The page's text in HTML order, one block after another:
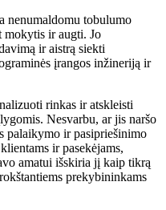
nenumaldomu tobulumo
ir augti. Jo
ir aistrą siekti
įrangos inžineriją ir
rinkas ir atskleisti
Nesvarbu, ar jis naršo
palaikymo ir pasipriešinimo
ir pasekėjams,
amatui išskiria jį kaip tikrą
prekybininkams